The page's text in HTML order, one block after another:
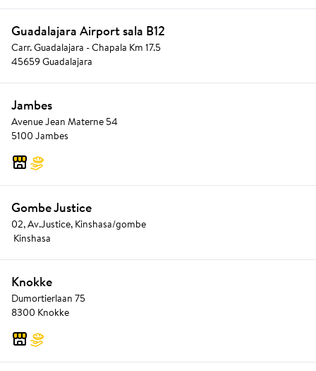
Guadalajara Airport sala B12
Carr. Guadalajara - Chapala Km 17.5
45659 Guadalajara
Jambes
Avenue Jean Materne 54
5100 Jambes
Gombe Justice
02, Av.Justice, Kinshasa/gombe
Kinshasa
Knokke
Dumortierlaan 75
8300 Knokke